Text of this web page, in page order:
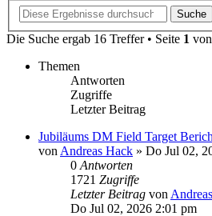
Suche
Die Suche ergab 16 Treffer • Seite 1 von
Themen
Antworten
Zugriffe
Letzter Beitrag
Jubiläums DM Field Target
von Andreas Hack » Do Jul 02,
0 Antworten
1721 Zugriffe
Letzter Beitrag von
Do Jul 02, 2026 2:01 pm